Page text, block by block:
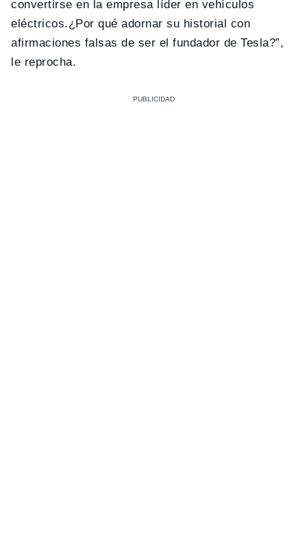
convertirse en la empresa líder en vehículos
eléctricos.¿Por qué adornar su historial con
afirmaciones falsas de ser el fundador de Tesla?”,
le reprocha.